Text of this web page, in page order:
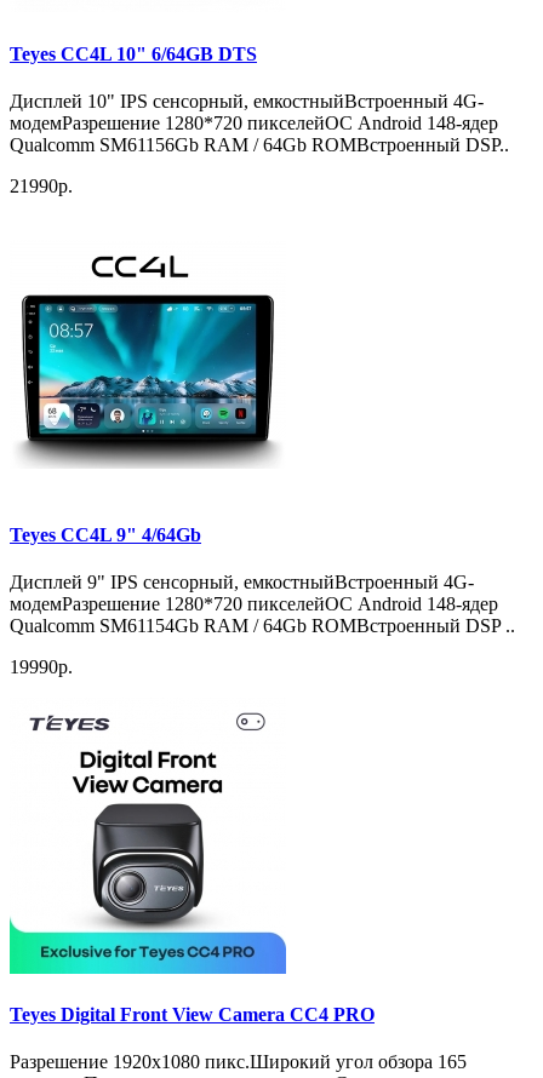
Teyes CC4L 10" 6/64GB DTS
Дисплей 10" IPS сенсорный, емкостныйВстроенный 4G-
модемРазрешение 1280*720 пикселейОС Android 148-ядер
Qualcomm SM61156Gb RAM / 64Gb ROMВстроенный DSP..
21990р.
Teyes CC4L 9" 4/64Gb
Дисплей 9" IPS сенсорный, емкостныйВстроенный 4G-
модемРазрешение 1280*720 пикселейОС Android 148-ядер
Qualcomm SM61154Gb RAM / 64Gb ROMВстроенный DSP ..
19990р.
Teyes Digital Front View Camera CC4 PRO
Разрешение 1920х1080 пикс.Широкий угол обзора 165